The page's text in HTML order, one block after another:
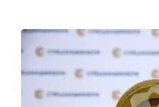
3D тур по производству
3D тур по складам